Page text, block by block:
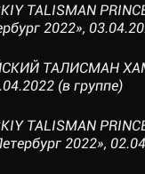
TALISMAN
2022»,
ТАЛИСМАН
(в группе)
TALISMAN
2022»,